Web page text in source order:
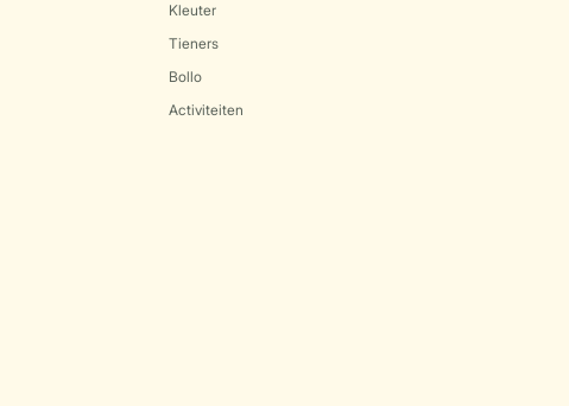
Kleuter
Tieners
Bollo
Activiteiten